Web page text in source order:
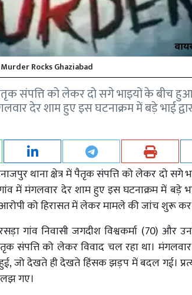
Rocks Ghaziabad
संपत्ति को लेकर दो सगे भाइयों के बीच
देर शाम हुए इस घटनाक्रम में बड़े भाई
थाना क्षेत्र में पैतृक संपत्ति को लेकर दो सगे
में मंगलवार देर शाम हुए इस घटनाक्रम में बड़े
को हिरासत में लेकर मामले की जांच शुरू कर
गांव निवासी जगदीश विश्वकर्मा (70) और
संपत्ति को लेकर विवाद चल रहा था।
जो देखते ही देखते हिंसक झड़प में बदल गई।
गए।